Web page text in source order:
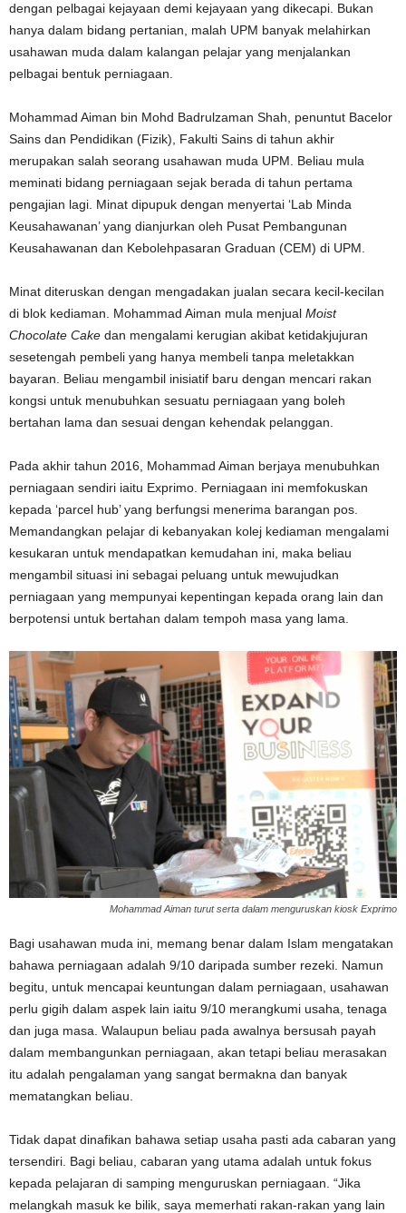
dengan pelbagai kejayaan demi kejayaan yang dikecapi. Bukan
hanya dalam bidang pertanian, malah UPM banyak melahirkan
usahawan muda dalam kalangan pelajar yang menjalankan
pelbagai bentuk perniagaan.
Mohammad Aiman bin Mohd Badrulzaman Shah, penuntut Bacelor
Sains dan Pendidikan (Fizik), Fakulti Sains di tahun akhir
merupakan salah seorang usahawan muda UPM. Beliau mula
meminati bidang perniagaan sejak berada di tahun pertama
pengajian lagi. Minat dipupuk dengan menyertai ‘Lab Minda
Keusahawanan’ yang dianjurkan oleh Pusat Pembangunan
Keusahawanan dan Kebolehpasaran Graduan (CEM) di UPM.
Minat diteruskan dengan mengadakan jualan secara kecil-kecilan
di blok kediaman. Mohammad Aiman mula menjual Moist
Chocolate Cake dan mengalami kerugian akibat ketidakjujuran
sesetengah pembeli yang hanya membeli tanpa meletakkan
bayaran. Beliau mengambil inisiatif baru dengan mencari rakan
kongsi untuk menubuhkan sesuatu perniagaan yang boleh
bertahan lama dan sesuai dengan kehendak pelanggan.
Pada akhir tahun 2016, Mohammad Aiman berjaya menubuhkan
perniagaan sendiri iaitu Exprimo. Perniagaan ini memfokuskan
kepada ‘parcel hub’ yang berfungsi menerima barangan pos.
Memandangkan pelajar di kebanyakan kolej kediaman mengalami
kesukaran untuk mendapatkan kemudahan ini, maka beliau
mengambil situasi ini sebagai peluang untuk mewujudkan
perniagaan yang mempunyai kepentingan kepada orang lain dan
berpotensi untuk bertahan dalam tempoh masa yang lama.
Mohammad Aiman turut serta dalam menguruskan kiosk Exprimo
Bagi usahawan muda ini, memang benar dalam Islam mengatakan
bahawa perniagaan adalah 9/10 daripada sumber rezeki. Namun
begitu, untuk mencapai keuntungan dalam perniagaan, usahawan
perlu gigih dalam aspek lain iaitu 9/10 merangkumi usaha, tenaga
dan juga masa. Walaupun beliau pada awalnya bersusah payah
dalam membangunkan perniagaan, akan tetapi beliau merasakan
itu adalah pengalaman yang sangat bermakna dan banyak
mematangkan beliau.
Tidak dapat dinafikan bahawa setiap usaha pasti ada cabaran yang
tersendiri. Bagi beliau, cabaran yang utama adalah untuk fokus
kepada pelajaran di samping menguruskan perniagaan. “Jika
melangkah masuk ke bilik, saya memerhati rakan-rakan yang lain